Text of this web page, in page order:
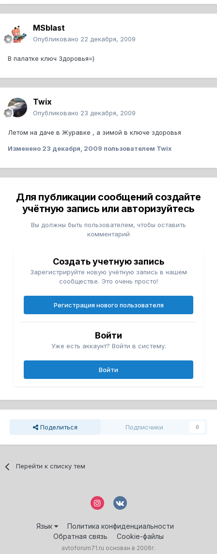
MSblast
Опубликовано 22 декабря, 2009
В палатке ключ Здоровья=)
Twix
Опубликовано 23 декабря, 2009
Летом на даче в Журавке , а зимой в ключе здоровья
Изменено 23 декабря, 2009 пользователем Twix
Для публикации сообщений создайте
учётную запись или авторизуйтесь
Вы должны быть пользователем, чтобы оставить
комментарий
Создать учетную запись
Зарегистрируйте новую учётную запись в нашем
сообществе. Это очень просто!
Регистрация нового пользователя
Войти
Уже есть аккаунт? Войти в систему.
Войти
Поделиться Подписчики 0
Перейти к списку тем
Язык
Политика конфиденциальности
Обратная связь
Cookie-файлы
avtoforum71.ru основан в 2006г.